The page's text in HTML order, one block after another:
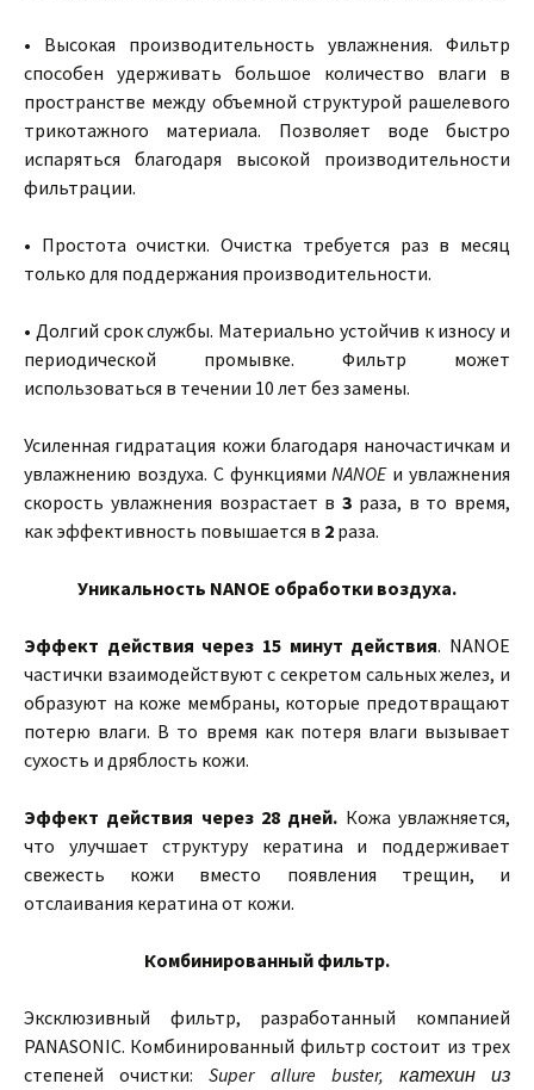
• Высокая производительность увлажнения. Фильтр
способен удерживать большое количество влаги в
пространстве между объемной структурой рашелевого
трикотажного материала. Позволяет воде быстро
испаряться благодаря высокой производительности
фильтрации.
• Простота очистки. Очистка требуется раз в месяц
только для поддержания производительности.
• Долгий срок службы. Материально устойчив к износу и
периодической промывке. Фильтр может
использоваться в течении 10 лет без замены.
Усиленная гидратация кожи благодаря наночастичкам и
увлажнению воздуха. С функциямиNANOEи увлажнения
скорость увлажнения возрастает в 3 раза, в то время,
как эффективность повышается в 2 раза.
Уникальность NANOE обработки воздуха.
Эффект действия через 15 минут действия. NANOE
частички взаимодействуют с секретом сальных желез, и
образуют на коже мембраны, которые предотвращают
потерю влаги. В то время как потеря влаги вызывает
сухость и дряблость кожи.
Эффект действия через 28 дней. Кожа увлажняется,
что улучшает структуру кератина и поддерживает
свежесть кожи вместо появления трещин, и
отслаивания кератина от кожи.
Комбинированный фильтр.
Эксклюзивный фильтр, разработанный компанией
PANASONIC. Комбинированный фильтр состоит из трех
степеней очистки:Super allure buster, катехин из